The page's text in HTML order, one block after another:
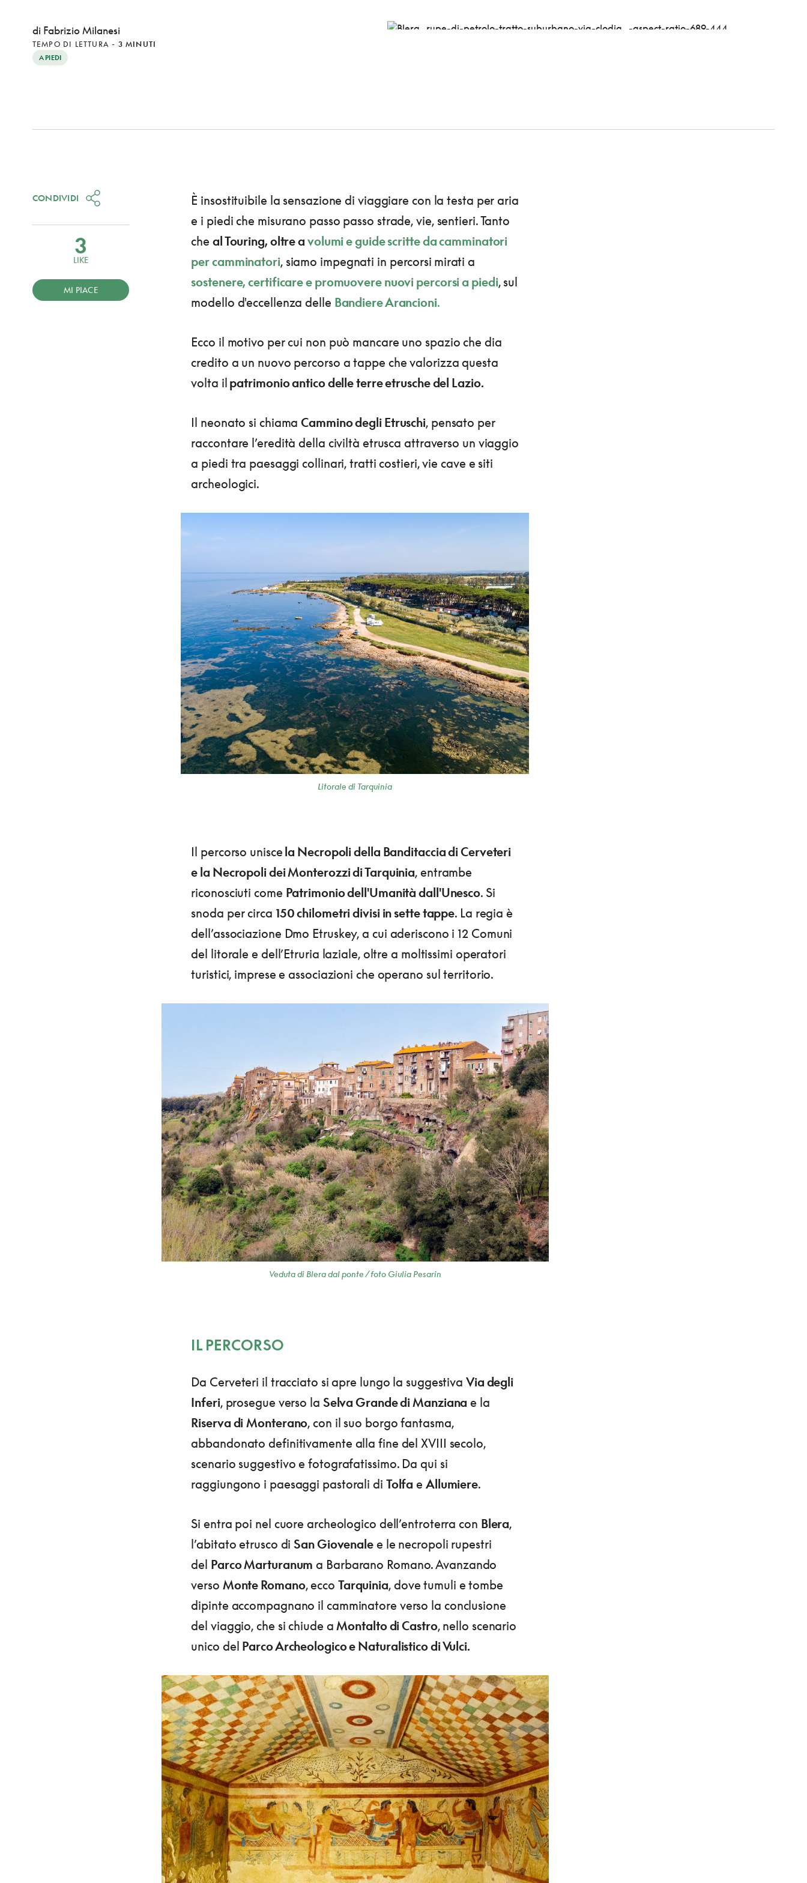
di Fabrizio Milanesi
TEMPO DI LETTURA - 3 MINUTI
A PIEDI
È insostituibile la sensazione di viaggiare con la testa per aria
e i piedi che misurano passo passo strade, vie, sentieri. Tanto
che al Touring, oltre a volumi e guide scritte da camminatori
per camminatori, siamo impegnati in percorsi mirati a
sostenere, certificare e promuovere nuovi percorsi a piedi, sul
modello d'eccellenza delle Bandiere Arancioni.
Ecco il motivo per cui non può mancare uno spazio che dia
credito a un nuovo percorso a tappe che valorizza questa
volta il patrimonio antico delle terre etrusche del Lazio.
Il neonato si chiamaCammino degli Etruschi, pensato per
raccontare l’eredità della civiltà etrusca attraverso un viaggio
a piedi tra paesaggi collinari, tratti costieri, vie cave e siti
archeologici.
Litorale di Tarquinia
Il percorso unisce la Necropoli della Banditaccia di Cerveteri
e la Necropoli dei Monterozzi di Tarquinia, entrambe
riconosciuti come Patrimonio dell'Umanità dall'Unesco. Si
snoda per circa 150 chilometri divisi in sette tappe. La regia è
dell’associazione Dmo Etruskey, a cui aderiscono i 12 Comuni
del litorale e dell’Etruria laziale, oltre a moltissimi operatori
turistici, imprese e associazioni che operano sul territorio.
Veduta di Blera dal ponte / foto Giulia Pesarin
IL PERCORSO
Da Cerveteri il tracciato si apre lungo la suggestiva Via degli
Inferi, prosegue verso la Selva Grande di Manziana e la
Riserva di Monterano, con il suo borgo fantasma,
abbandonato definitivamente alla fine del XVIII secolo,
scenario suggestivo e fotografatissimo. Da qui si
raggiungono i paesaggi pastorali di Tolfa e Allumiere.
Si entra poi nel cuore archeologico dell’entroterra con Blera,
l’abitato etrusco diSan Giovenalee le necropoli rupestri
del Parco Marturanum a Barbarano Romano. Avanzando
verso Monte Romano, ecco Tarquinia, dove tumuli e tombe
dipinte accompagnano il camminatore verso la conclusione
del viaggio, che si chiude aMontalto di Castro, nello scenario
unico del Parco Archeologico e Naturalistico di Vulci.
CONDIVIDI
3
LIKE
MI PIACE